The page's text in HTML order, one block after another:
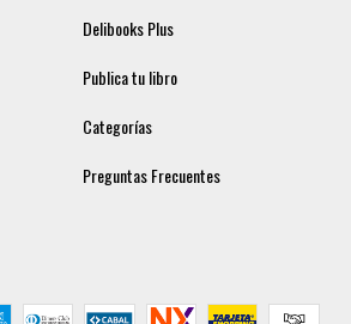
Delibooks Plus
Publica tu libro
Categorías
Preguntas Frecuentes